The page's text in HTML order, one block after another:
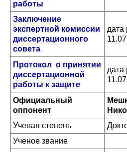
работы
Заключение
экспертной комиссии
диссертационного
совета
Протокол о принятии
диссертационной
работы к защите
Официальный
оппонент
Ученая степень
Ученое звание